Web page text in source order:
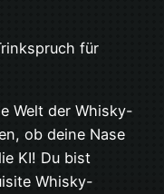
für
Welt der Whisky-
ob deine Nase
KI! Du bist
Whisky-